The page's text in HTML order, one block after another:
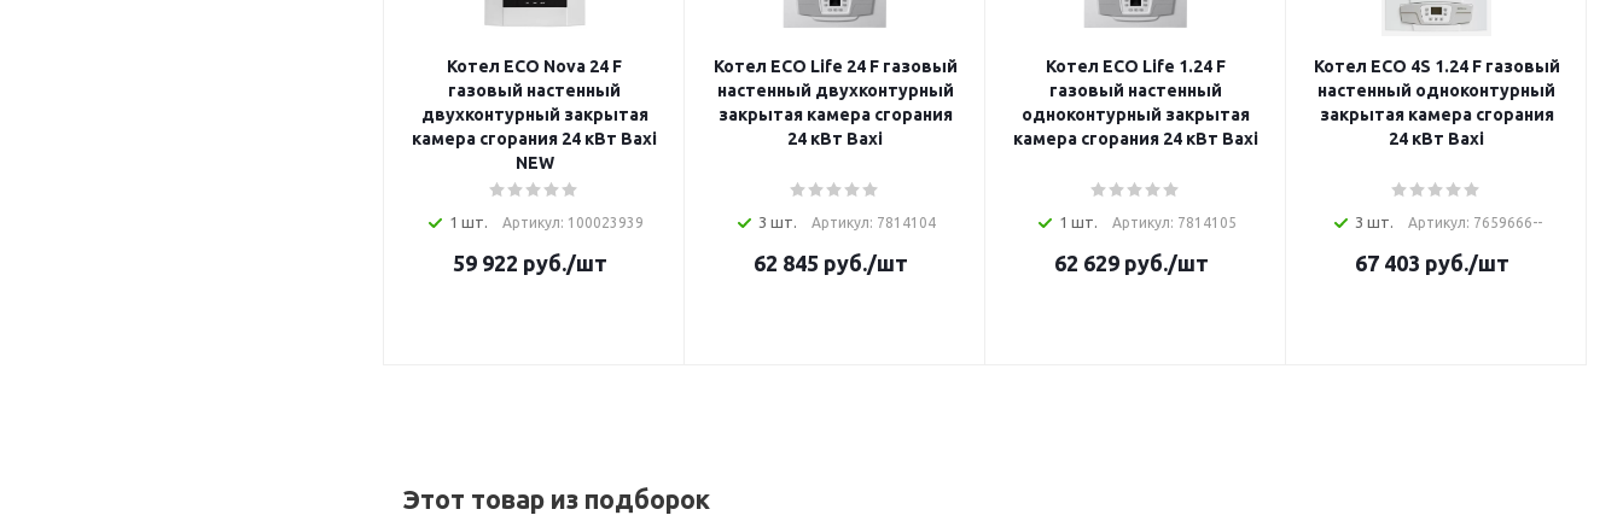
Котел ECO Nova 24 F
газовый настенный
двухконтурный закрытая
камера сгорания 24 кВт Baxi
NEW
1 шт. Артикул: 100023939
59 922 руб./шт
Котел ECO Life 24 F газовый
настенный двухконтурный
закрытая камера сгорания
24 кВт Baxi
3 шт. Артикул: 7814104
62 845 руб./шт
Котел ECO Life 1.24 F
газовый настенный
одноконтурный закрытая
камера сгорания 24 кВт Baxi
1 шт. Артикул: 7814105
62 629 руб./шт
Котел ECO 4S 1.24 F газовый
настенный одноконтурный
закрытая камера сгорания
24 кВт Baxi
3 шт. Артикул: 7659666--
67 403 руб./шт
Этот товар из подборок